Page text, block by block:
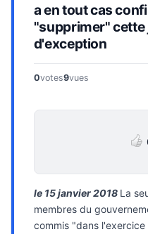
a en tout cas
"supprimer"
d'exception
0votes9vues
le 15 janvier 2018 La
membres du
commis "dans